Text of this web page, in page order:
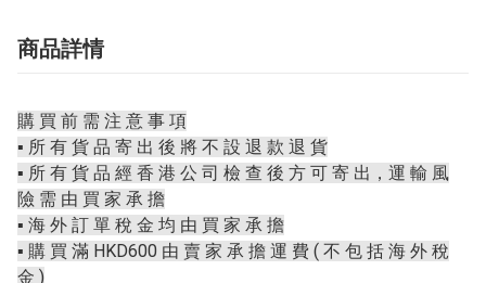
商品詳情
購 買 前 需 注 意 事 項
▪️ 所 有 貨 品 寄 出 後 將 不 設 退 款 退 貨
▪️ 所 有 貨 品 經 香 港 公 司 檢 查 後 方 可 寄 出，運 輸 風
險 需 由 買 家 承 擔
▪️ 海 外 訂 單 稅 金 均 由 買 家 承 擔
▪️ 購 買 滿 HKD600 由 賣 家 承 擔 運 費 ( 不 包 括 海 外 稅
金 )